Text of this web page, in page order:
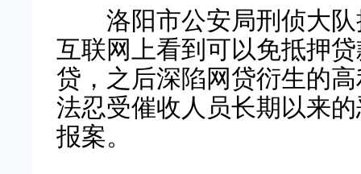
洛阳市公安局刑侦大队
互联网上看到可以免抵押
贷，之后深陷网贷衍生的
法忍受催收人员长期以来
报案。